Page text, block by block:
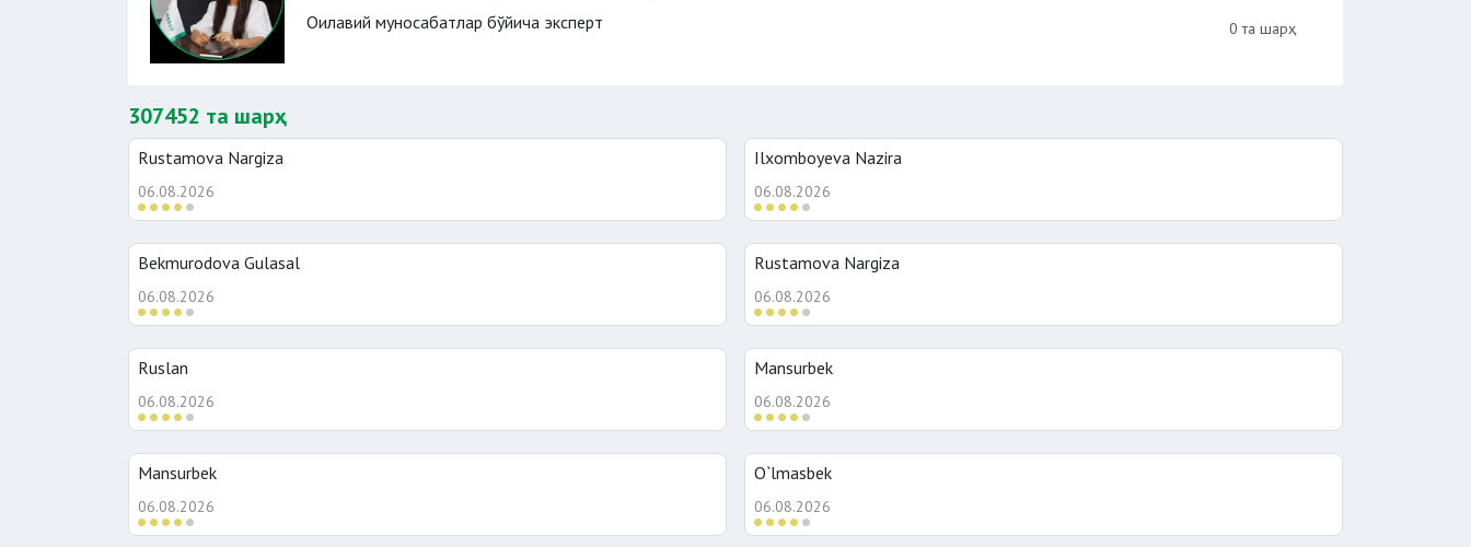
Оилавий муносабатлар бўйича эксперт 0 та шарҳ
307452 та шарҳ
Rustamova Nargiza
06.08.2026
Ilxomboyeva Nazira
06.08.2026
Bekmurodova Gulasal
06.08.2026
Rustamova Nargiza
06.08.2026
Ruslan
06.08.2026
Mansurbek
06.08.2026
Mansurbek
06.08.2026
O`lmasbek
06.08.2026